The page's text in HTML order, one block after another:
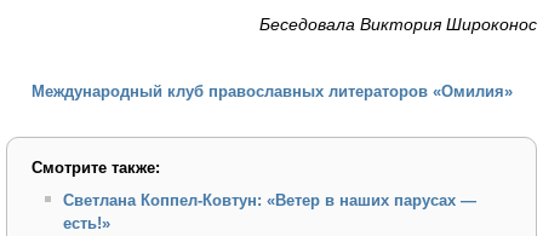
Беседовала Виктория Широконос
Международный клуб православных литераторов «Омилия»
Смотрите также:
Светлана Коппел-Ковтун: «Ветер в наших парусах —
есть!»